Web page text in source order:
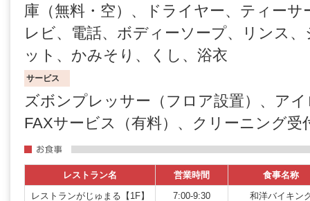
庫（無料・空）、ドライヤー、ティー
レビ、電話、ボディーソープ、リンス
ット、かみそり、くし、浴衣
サービス
ズボンプレッサー（フロア設置）、ア
FAXサービス（有料）、クリーニング受
レストラン名 営業時間
食事名称
レストランがじゅまる【1F】
7:00-9:30 和洋バイキン